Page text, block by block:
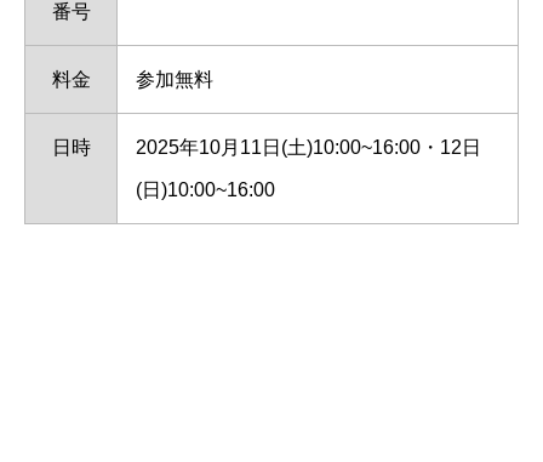
番号
料金 参加無料
日時 2025年10月11日(土)10:00~16:00・12日
(日)10:00~16:00